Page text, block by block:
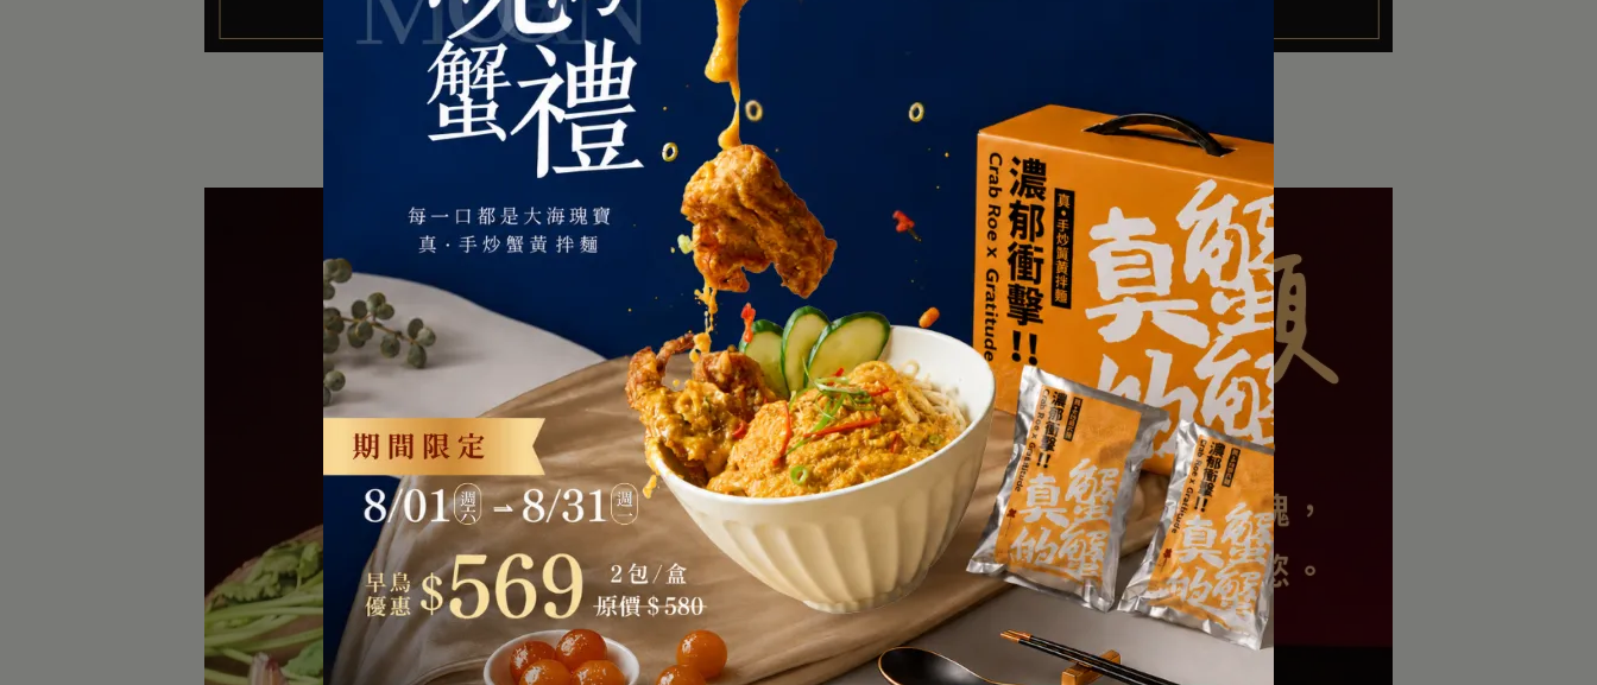
上海鄉村 蟹黃獅子頭（2顆）
唐朝御膳料理｜味與型的完美結合